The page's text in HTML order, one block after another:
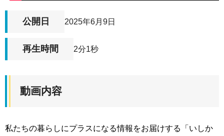
公開日 2025年6月9日
再生時間 2分1秒
動画内容
私たちの暮らしにプラスになる情報をお届けする「いしか